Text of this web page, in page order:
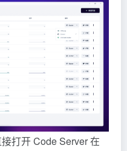
打开 Code Server 在